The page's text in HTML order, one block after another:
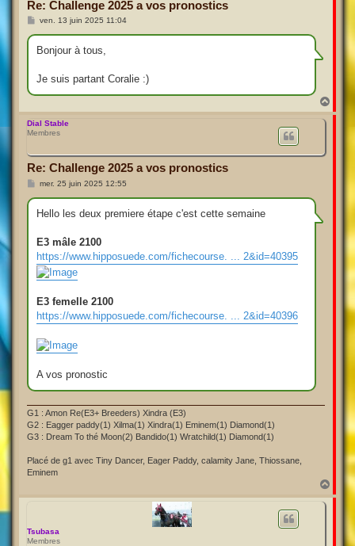
Re: Challenge 2025 a vos pronostics
M
s
e
ven. 13 juin 2025 11:04
Bonjour à tous,
Je suis partant Coralie :)
a
Dial Stable
Membres
Re: Challenge 2025 a vos pronostics
M
s
s
e
mer. 25 juin 2025 12:55
Hello les deux premiere étape c'est cette semaine
E3 mâle 2100
https://www.hipposuede.com/fichecourse. ... 2&id=40395
E3 femelle 2100
https://www.hipposuede.com/fichecourse. ... 2&id=40396
A vos pronostic
G1 : Amon Re(E3+ Breeders) Xindra (E3)
G2 : Eagger paddy(1) Xilma(1) Xindra(1) Eminem(1) Diamond(1)
G3 : Dream To thé Moon(2) Bandido(1) Wratchild(1) Diamond(1)
Placé de g1 avec Tiny Dancer, Eager Paddy, calamity Jane, Thiossane,
Eminem
a
Tsubasa
Membres